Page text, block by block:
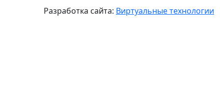
Разработка сайта: Виртуальные технологии